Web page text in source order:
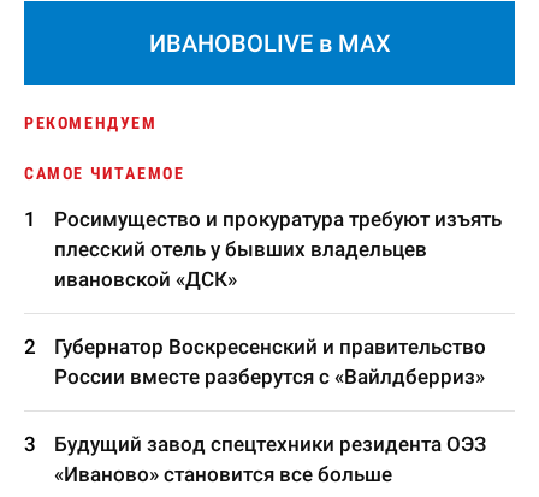
ИВАНОВОLIVE в MAX
РЕКОМЕНДУЕМ
САМОЕ ЧИТАЕМОЕ
Росимущество и прокуратура требуют изъять
плесский отель у бывших владельцев
ивановской «ДСК»
Губернатор Воскресенский и правительство
России вместе разберутся с «Вайлдберриз»
Будущий завод спецтехники резидента ОЭЗ
«Иваново» становится все больше